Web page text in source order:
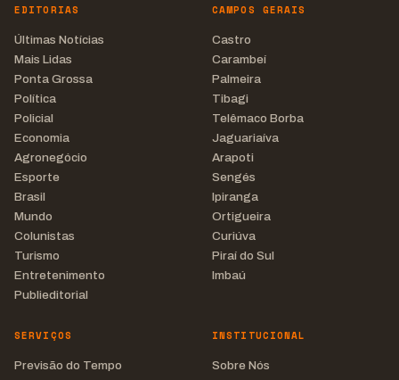
EDITORIAS
Últimas Notícias
Mais Lidas
Ponta Grossa
Política
Policial
Economia
Agronegócio
Esporte
Brasil
Mundo
Colunistas
Turismo
Entretenimento
Publieditorial
CAMPOS GERAIS
Castro
Carambeí
Palmeira
Tibagi
Telêmaco Borba
Jaguariaíva
Arapoti
Sengés
Ipiranga
Ortigueira
Curiúva
Piraí do Sul
Imbaú
SERVIÇOS
Previsão do Tempo
INSTITUCIONAL
Sobre Nós